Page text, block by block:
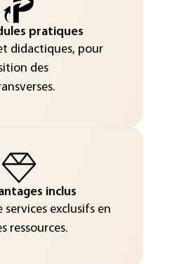
pratiques
didactiques, pour
des
inclus
services exclusifs en
ressources.